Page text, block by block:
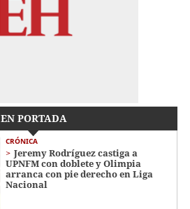
EN PORTADA
CRÓNICA
Jeremy Rodríguez castiga a
UPNFM con doblete y Olimpia
arranca con pie derecho en Liga
Nacional